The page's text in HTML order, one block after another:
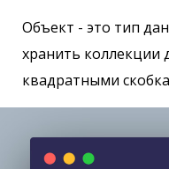
Объект - это тип
хранить коллекции
квадратными